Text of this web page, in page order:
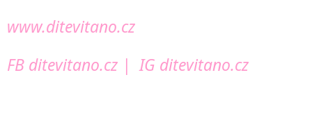
www.ditevitano.cz
FB ditevitano.cz |IG ditevitano.cz